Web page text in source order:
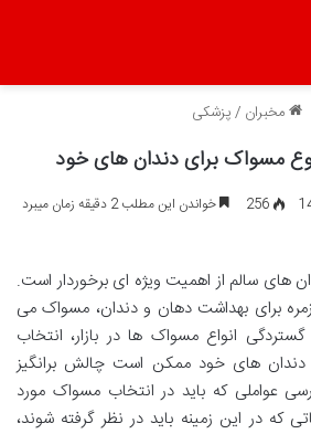
مخبران /پزشکی
مسواک برای دندان های خود
256 خواندن این مطلب 2 دقیقه زمان میبرد
سالم از اهمیت ویژه ای برخوردار است.
برای بهداشت دهان و دندان، مسواک می
انواع مسواک ها در بازار، انتخاب
دندان های خود ممکن است چالش برانگیز
عواملی که باید در انتخاب مسواک مورد
که در این زمینه باید در نظر گرفته شوند،